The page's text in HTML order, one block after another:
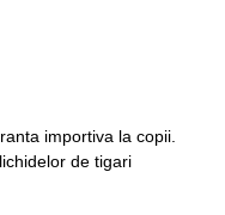
importiva la copii.
de tigari